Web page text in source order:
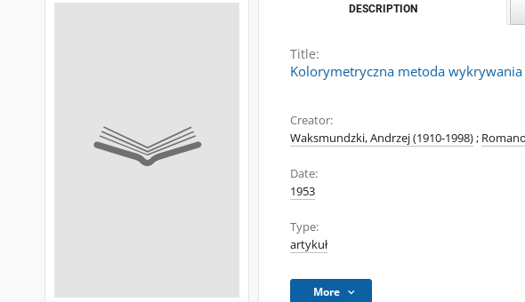
DESCRIPTION
Title:
Kolorymetryczna metoda
Creator:
Waksmundzki, Andrzej (1910-1998);
Date:
1953
Type:
artykuł
More